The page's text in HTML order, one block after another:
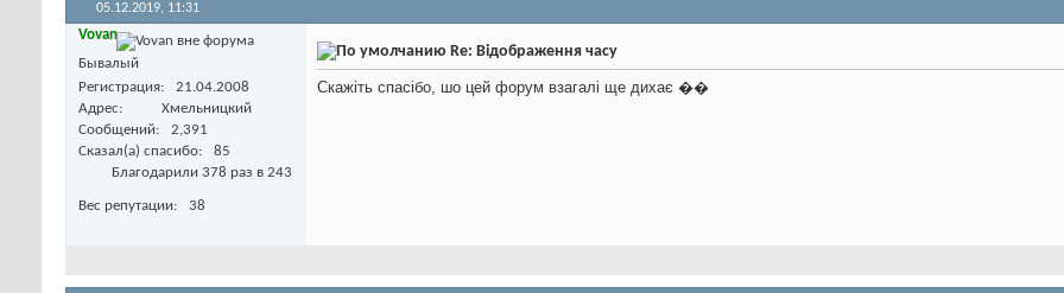
05.12.2019, 11:31
Vovan
Бывалый
Регистрация
21.04.2008
Адрес
Хмельницкий
Сообщений
2,391
Сказал(а) спасибо
85
Благодарили 378 раз в 243
Вес репутации 38
Re: Відображення часу
Скажіть спасібо, шо цей форум взагалі ще дихає ��